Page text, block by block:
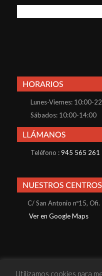
Lunes-Viernes: 10:00-
Sábados: 10:00-14:00
Teléfono :945 565 261
C/ San Antonio nº15, Ofi.
Ver en Google Maps
Utilizamos cookies para